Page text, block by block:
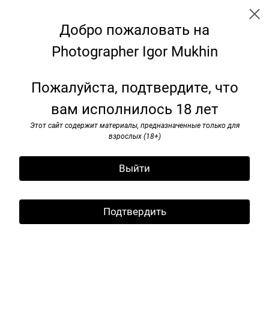
Добро пожаловать на
Photographer Igor Mukhin
Пожалуйста, подтвердите, что
вам исполнилось 18 лет
Этот сайт содержит материалы, предназначенные только для
взрослых (18+)
Выйти
Подтвердить
Paris. 1999